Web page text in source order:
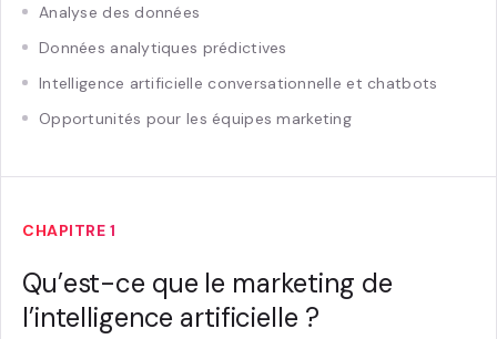
Analyse des données
Données analytiques prédictives
Intelligence artificielle conversationnelle et chatbots
Opportunités pour les équipes marketing
CHAPITRE 1
Qu’est-ce que le marketing de
l’intelligence artificielle ?